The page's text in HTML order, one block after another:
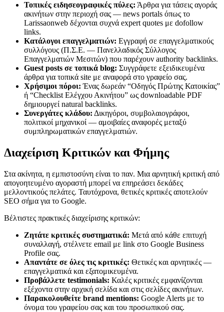
Τοπικές ειδησεογραφικές πύλες: Άρθρα για τάσεις αγοράς
ακινήτων στην περιοχή σας — news portals όπως το
Larissaonweb δέχονται συχνά expert quotes με dofollow
links.
Κατάλογοι επαγγελματιών: Εγγραφή σε επαγγελματικούς
συλλόγους (Π.Σ.Ε. — Πανελλαδικός Σύλλογος
Επαγγελματιών Μεσιτών) που παρέχουν authority backlinks.
Guest posts σε τοπικά blog: Συγγράφετε εξειδικευμένα
άρθρα για τοπικά site με αναφορά στο γραφείο σας.
Χρήσιμοι πόροι: Ένας δωρεάν “Οδηγός Πρώτης Κατοικίας”
ή “Checklist Ελέγχου Ακινήτου” ως downloadable PDF
δημιουργεί natural backlinks.
Συνεργάτες κλάδου: Δικηγόροι, συμβολαιογράφοι,
πολιτικοί μηχανικοί — αμοιβαίες αναφορές μεταξύ
συμπληρωματικών επαγγελματιών.
Διαχείριση Κριτικών και Φήμης
Στα ακίνητα, η εμπιστοσύνη είναι το παν. Μια αρνητική κριτική από
απογοητευμένο αγοραστή μπορεί να επηρεάσει δεκάδες
μελλοντικούς πελάτες. Ταυτόχρονα, θετικές κριτικές αποτελούν
SEO σήμα για το Google.
Βέλτιστες πρακτικές διαχείρισης κριτικών:
Ζητάτε κριτικές συστηματικά: Μετά από κάθε επιτυχή
συναλλαγή, στέλνετε email με link στο Google Business
Profile σας.
Απαντάτε σε όλες τις κριτικές: Θετικές και αρνητικές —
επαγγελματικά και εξατομικευμένα.
Προβάλλετε testimonials: Καλές κριτικές εμφανίζονται
εξέχοντα στην αρχική σελίδα και στις σελίδες ακινήτων.
Παρακολουθείτε brand mentions: Google Alerts με το
όνομα του γραφείου σας και του προσωπικού σας.